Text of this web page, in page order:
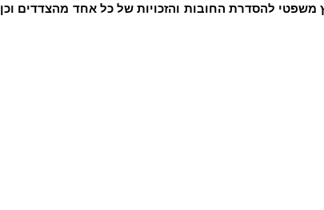
להסדרת החובות והזכויות של כל אחד מהצדדים וכן